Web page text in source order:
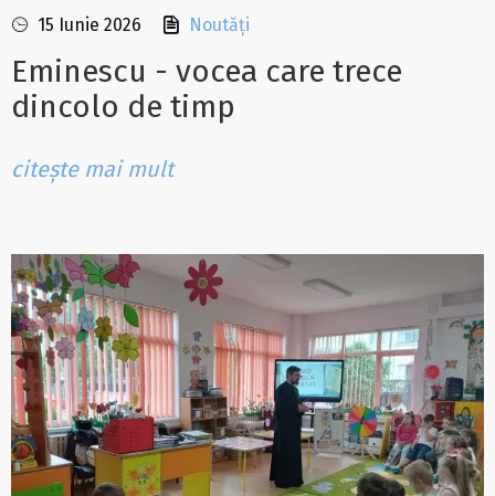
15 Iunie 2026 Noutăți
Eminescu - vocea care trece
dincolo de timp
citește mai mult